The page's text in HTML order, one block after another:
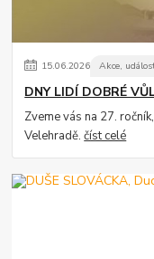
15.06.2026 Akce,
DNY LIDÍ DOBRÉ
Zveme vás na 27.
Velehradě.číst celé